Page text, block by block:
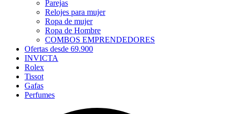
Parejas
Relojes para mujer
Ropa de mujer
Ropa de Hombre
COMBOS EMPRENDEDORES
Ofertas desde 69.900
INVICTA
Rolex
Tissot
Gafas
Perfumes